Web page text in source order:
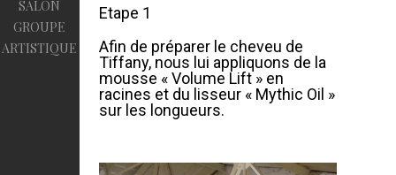
SALON
GROUPE
ARTISTIQUE
Etape 1
Afin de préparer le cheveu de
Tiffany, nous lui appliquons de la
mousse « Volume Lift » en
racines et du lisseur « Mythic Oil »
sur les longueurs.